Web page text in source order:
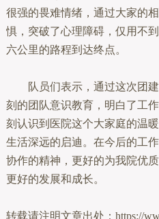
很强的畏难情绪，通过大家的
惧，突破了心理障碍，仅用不
六公里的路程到达终点。
队员们表示，通过这次团建
刻的团队意识教育，明白了工
刻认识到医院这个大家庭的温
生活深远的启迪。在今后的工
协作的精神，更好的为我院优
更好的发展和成长。
转载请注明文章出处：https://